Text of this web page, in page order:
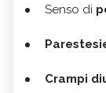
Senso di
Crampi